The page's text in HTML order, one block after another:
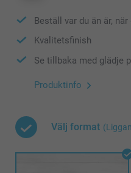
Beställ var du än är, när
Kvalitetsfinish
Se tillbaka med glädje
Produktinfo
Välj format